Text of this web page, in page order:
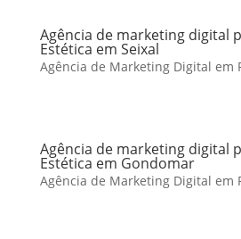
Agência de marketing digital
Estética em Seixal
Agência de Marketing Digital em
Agência de marketing digital
Estética em Gondomar
Agência de Marketing Digital em